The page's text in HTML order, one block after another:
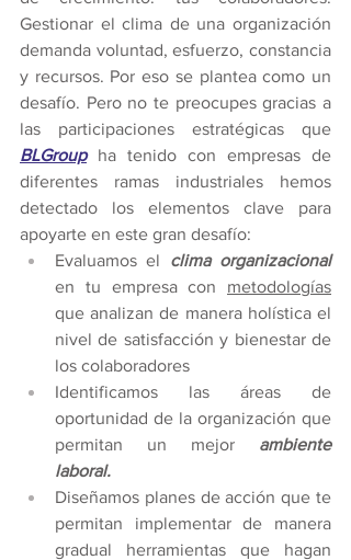
Gestionar el clima de una organización
demanda voluntad, esfuerzo, constancia
y recursos. Por eso se plantea como un
desafío. Pero no te preocupes gracias a
las participaciones estratégicas que
BLGroup ha tenido con empresas de
diferentes ramas industriales hemos
detectado los elementos clave para
apoyarte en este gran desafío:
Evaluamos el clima organizacional
en tu empresa con metodologías
que analizan de manera holística el
nivel de satisfacción y bienestar de
los colaboradores
Identificamos las áreas de
oportunidad de la organización que
permitan un mejor ambiente
laboral.
Diseñamos planes de acción que te
permitan implementar de manera
gradual herramientas que hagan